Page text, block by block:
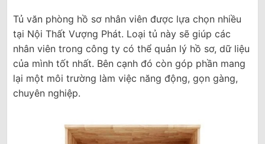
Tủ văn phòng hồ sơ nhân viên được lựa chọn nhiều
tại Nội Thất Vượng Phát. Loại tủ này sẽ giúp các
nhân viên trong công ty có thể quản lý hồ sơ, dữ liệu
của mình tốt nhất. Bên cạnh đó còn góp phần mang
lại một môi trường làm việc năng động, gọn gàng,
chuyên nghiệp.